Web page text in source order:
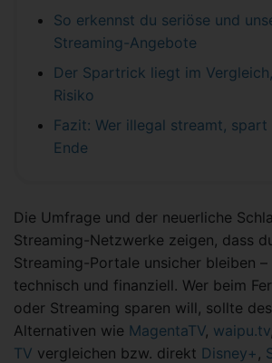
So erkennst du seriöse und
Streaming-Angebote
Der Spartrick liegt im
Risiko
Fazit: Wer illegal streamt, spart
Ende
Die Umfrage und der neuerliche
Streaming-Netzwerke zeigen, dass
Streaming-Portale unsicher bleiben
technisch und finanziell. Wer beim
oder Streaming sparen will, sollte
Alternativen wie MagentaTV, waipu.tv
TV vergleichen bzw. direkt Disney+ ,